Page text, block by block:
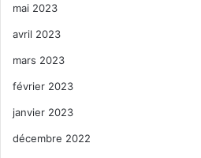
mai 2023
avril 2023
mars 2023
février 2023
janvier 2023
décembre 2022